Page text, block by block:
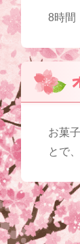
8時間
お菓
とで